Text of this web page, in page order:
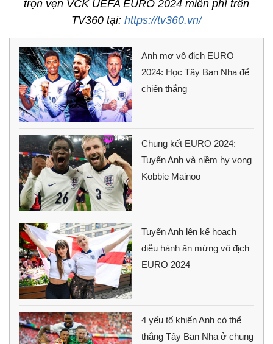
trọn vẹn VCK UEFA EURO 2024 miễn phí trên
TV360 tại: https://tv360.vn/
Anh mơ vô địch EURO
2024: Học Tây Ban Nha để
chiến thắng
Chung kết EURO 2024:
Tuyển Anh và niềm hy vọng
Kobbie Mainoo
Tuyển Anh lên kế hoạch
diễu hành ăn mừng vô địch
EURO 2024
4 yếu tố khiến Anh có thể
thắng Tây Ban Nha ở chung